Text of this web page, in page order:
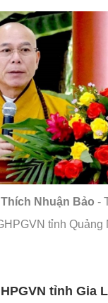
Nhuận Bảo -
tỉnh Quảng
tỉnh Gia